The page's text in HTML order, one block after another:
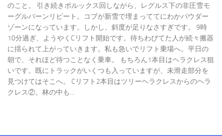
のこと。 引き続きポルックス回しながら、レグルス下の非圧雪モ
ーグルバーンリピート。コブが新雪で埋まっててにわかパウダー
ゾーンになっています。しかし、斜度が足りなさすぎです。 9時
10分過ぎ、ようやくCリフト開始です。待ちわびてた人が続々搬器
に揺られて上がっていきます。私も急いでリフト乗場へ。平日の
朝で、それほど待つことなく乗車。 もちろん1本目はヘラクレス狙
いです。既にトラックがいくつも入っていますが、未滑走部分を
見つけてはそこへ。 Cリフト2本目はツリーヘラクレスからのヘラ
クレス②。林の中も...